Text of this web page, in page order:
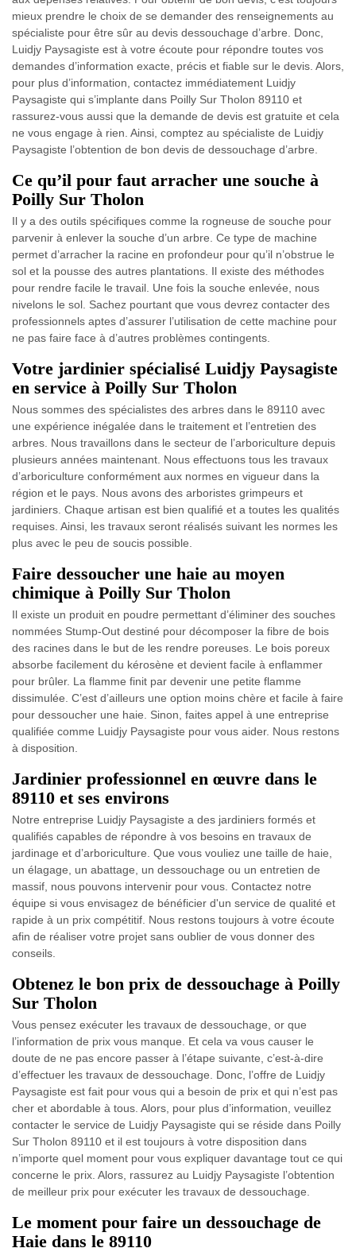
mieux prendre le choix de se demander des renseignements au
spécialiste pour être sûr au devis dessouchage d’arbre. Donc,
Luidjy Paysagiste est à votre écoute pour répondre toutes vos
demandes d’information exacte, précis et fiable sur le devis. Alors,
pour plus d’information, contactez immédiatement Luidjy
Paysagiste qui s’implante dans Poilly Sur Tholon 89110 et
rassurez-vous aussi que la demande de devis est gratuite et cela
ne vous engage à rien. Ainsi, comptez au spécialiste de Luidjy
Paysagiste l’obtention de bon devis de dessouchage d’arbre.
Ce qu’il pour faut arracher une souche à
Poilly Sur Tholon
Il y a des outils spécifiques comme la rogneuse de souche pour
parvenir à enlever la souche d’un arbre. Ce type de machine
permet d’arracher la racine en profondeur pour qu’il n’obstrue le
sol et la pousse des autres plantations. Il existe des méthodes
pour rendre facile le travail. Une fois la souche enlevée, nous
nivelons le sol. Sachez pourtant que vous devrez contacter des
professionnels aptes d’assurer l’utilisation de cette machine pour
ne pas faire face à d’autres problèmes contingents.
Votre jardinier spécialisé Luidjy Paysagiste
en service à Poilly Sur Tholon
Nous sommes des spécialistes des arbres dans le 89110 avec
une expérience inégalée dans le traitement et l’entretien des
arbres. Nous travaillons dans le secteur de l’arboriculture depuis
plusieurs années maintenant. Nous effectuons tous les travaux
d’arboriculture conformément aux normes en vigueur dans la
région et le pays. Nous avons des arboristes grimpeurs et
jardiniers. Chaque artisan est bien qualifié et a toutes les qualités
requises. Ainsi, les travaux seront réalisés suivant les normes les
plus avec le peu de soucis possible.
Faire dessoucher une haie au moyen
chimique à Poilly Sur Tholon
Il existe un produit en poudre permettant d’éliminer des souches
nommées Stump-Out destiné pour décomposer la fibre de bois
des racines dans le but de les rendre poreuses. Le bois poreux
absorbe facilement du kérosène et devient facile à enflammer
pour brûler. La flamme finit par devenir une petite flamme
dissimulée. C’est d’ailleurs une option moins chère et facile à faire
pour dessoucher une haie. Sinon, faites appel à une entreprise
qualifiée comme Luidjy Paysagiste pour vous aider. Nous restons
à disposition.
Jardinier professionnel en œuvre dans le
89110 et ses environs
Notre entreprise Luidjy Paysagiste a des jardiniers formés et
qualifiés capables de répondre à vos besoins en travaux de
jardinage et d’arboriculture. Que vous vouliez une taille de haie,
un élagage, un abattage, un dessouchage ou un entretien de
massif, nous pouvons intervenir pour vous. Contactez notre
équipe si vous envisagez de bénéficier d'un service de qualité et
rapide à un prix compétitif. Nous restons toujours à votre écoute
afin de réaliser votre projet sans oublier de vous donner des
conseils.
Obtenez le bon prix de dessouchage à Poilly
Sur Tholon
Vous pensez exécuter les travaux de dessouchage, or que
l’information de prix vous manque. Et cela va vous causer le
doute de ne pas encore passer à l’étape suivante, c’est-à-dire
d’effectuer les travaux de dessouchage. Donc, l’offre de Luidjy
Paysagiste est fait pour vous qui a besoin de prix et qui n’est pas
cher et abordable à tous. Alors, pour plus d’information, veuillez
contacter le service de Luidjy Paysagiste qui se réside dans Poilly
Sur Tholon 89110 et il est toujours à votre disposition dans
n’importe quel moment pour vous expliquer davantage tout ce qui
concerne le prix. Alors, rassurez au Luidjy Paysagiste l’obtention
de meilleur prix pour exécuter les travaux de dessouchage.
Le moment pour faire un dessouchage de
Haie dans le 89110